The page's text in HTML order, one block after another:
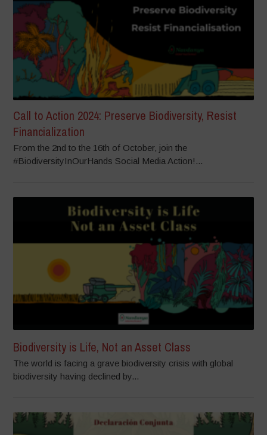
Call to Action 2024: Preserve Biodiversity, Resist
Financialization
From the 2nd to the 16th of October, join the
#BiodiversityInOurHands Social Media Action!...
Biodiversity is Life, Not an Asset Class
The world is facing a grave biodiversity crisis with global
biodiversity having declined by...